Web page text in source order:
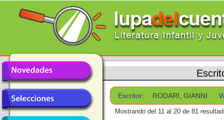
Escritor: RODARI, GIANNI
Mostrando del 11 al 20 de 81